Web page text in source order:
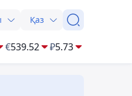
Қаз
€539.52 ₽5.73